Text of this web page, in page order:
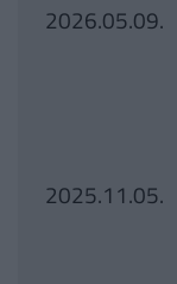
2026.05.09.
2025.11.05.